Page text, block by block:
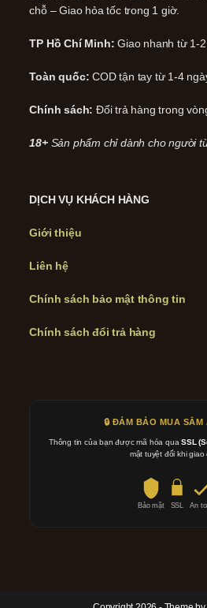
chỗ – Giao hỏa tốc trong 1 giờ.
TP Hồ Chí Minh: Giao nhanh từ 1-2
Toàn quốc: COD tận tay từ 1-4
Chính sách: Đổi trả hàng trong
18+ Sản phẩm chỉ dành cho người
DỊCH VỤ KHÁCH HÀNG
Giới thiệu
Liên hệ
Chính sách bảo mật thông tin
Chính sách đổi trả hàng
🔒 ĐẢM BẢO MUA SẮM
Thông tin của bạn được mã hóa quaSSL
mật tuyệt đối khi giao
Bảo mật SSL An